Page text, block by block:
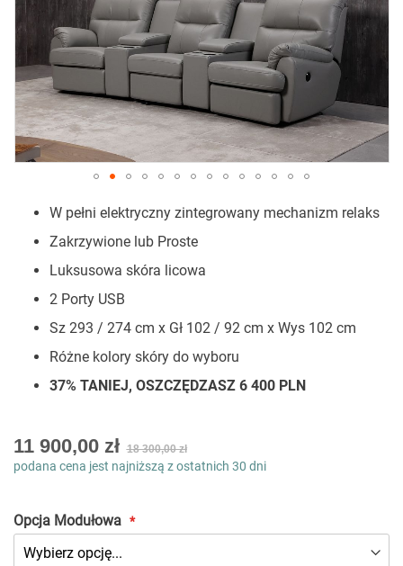
galerii
początek
W pełni elektryczny zintegrowany mechanizm relaks
Zakrzywione lub Proste
Luksusowa skóra licowa
2 Porty USB
Sz 293 / 274 cm x Gł 102 / 92 cm x Wys 102 cm
Różne kolory skóry do wyboru
37% TANIEJ, OSZCZĘDZASZ 6 400 PLN
As
low
11 900,00 zł 18 300,00 zł
podana cena jest najniższą z ostatnich 30 dni
Opcja Modułowa